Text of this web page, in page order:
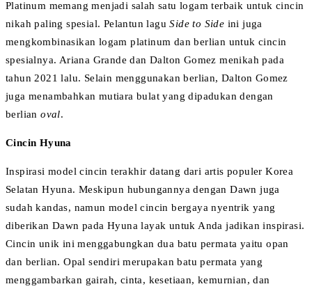
Platinum memang menjadi salah satu logam terbaik untuk cincin
nikah paling spesial. Pelantun laguSide to Side ini juga
mengkombinasikan logam platinum dan berlian untuk cincin
spesialnya. Ariana Grande dan Dalton Gomez menikah pada
tahun 2021 lalu. Selain menggunakan berlian, Dalton Gomez
juga menambahkan mutiara bulat yang dipadukan dengan
berlianoval.
Cincin Hyuna
Inspirasi model cincin terakhir datang dari artis populer Korea
Selatan Hyuna. Meskipun hubungannya dengan Dawn juga
sudah kandas, namun model cincin bergaya nyentrik yang
diberikan Dawn pada Hyuna layak untuk Anda jadikan inspirasi.
Cincin unik ini menggabungkan dua batu permata yaitu opan
dan berlian. Opal sendiri merupakan batu permata yang
menggambarkan gairah, cinta, kesetiaan, kemurnian, dan